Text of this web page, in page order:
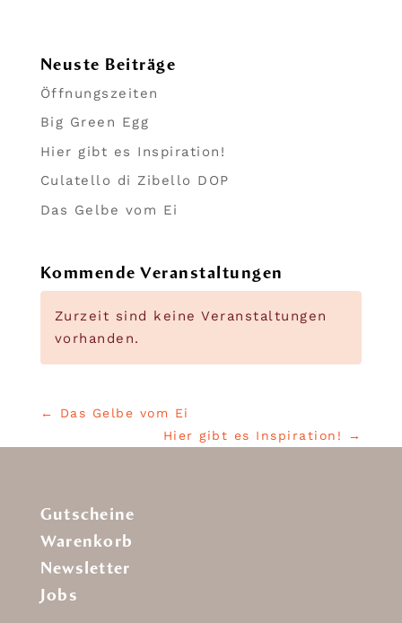
Neuste Beiträge
Öffnungszeiten
Big Green Egg
Hier gibt es Inspiration!
Culatello di Zibello DOP
Das Gelbe vom Ei
Kommende Veranstaltungen
Zurzeit sind keine Veranstaltungen
vorhanden.
← Das Gelbe vom Ei
Hier gibt es Inspiration!
→
Gutscheine
Warenkorb
Newsletter
Jobs